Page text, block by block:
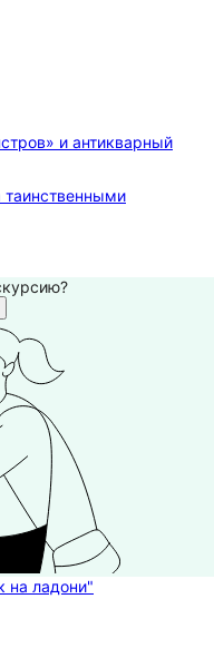
и антикварный
таинственными